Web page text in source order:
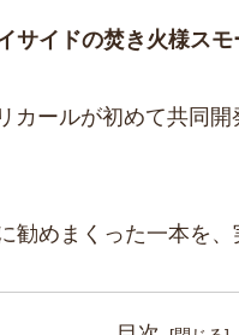
サイドの焚き火様ス
カールが初めて共同
勧めまくった一本を、